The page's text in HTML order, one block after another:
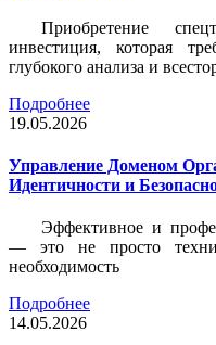
Приобретение
инвестиция, которая
глубокого анализа и
Подробнее
19.05.2026
Управление Доменом
Идентичности и
Эффективное и
— это не просто
необходимость
Подробнее
14.05.2026